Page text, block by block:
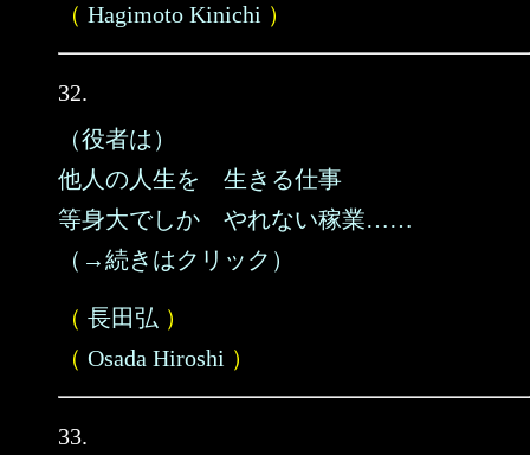
（ Hagimoto Kinichi ）
32.
（役者は）
他人の人生を 生きる仕事
等身大でしか やれない稼業……
（→続きはクリック）
（ 長田弘 ）
（ Osada Hiroshi ）
33.